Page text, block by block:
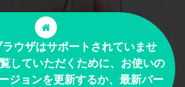
ウザはサポートされていませ
していただくために、お使いの
ジョンを更新するか、最新バー